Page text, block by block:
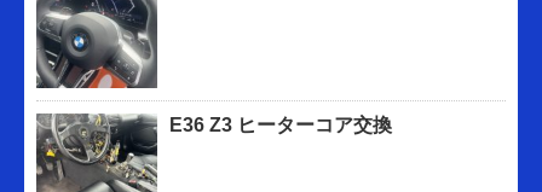
E36 Z3 ヒーターコア交換